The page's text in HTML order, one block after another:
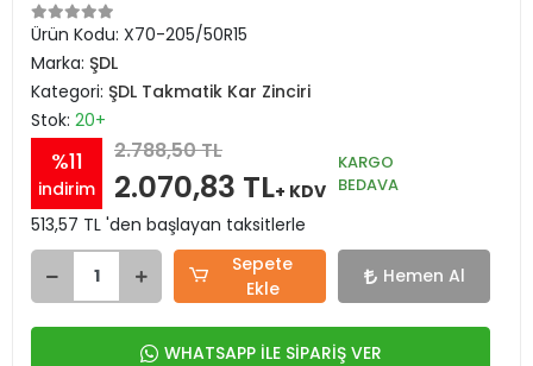
Ürün Kodu: X70-205/50R15
Marka: ŞDL
Kategori: ŞDL Takmatik Kar Zinciri
Stok: 20+
%11
indirim
2.788,50 TL
2.070,83 TL+ KDV
KARGO
BEDAVA
513,57 TL 'den başlayan taksitlerle
Sepete
Ekle
Hemen Al
WHATSAPP İLE SİPARİŞ VER